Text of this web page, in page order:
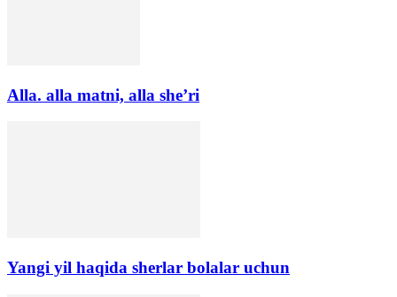
Alla. alla matni, alla she’ri
Yangi yil haqida sherlar bolalar uchun